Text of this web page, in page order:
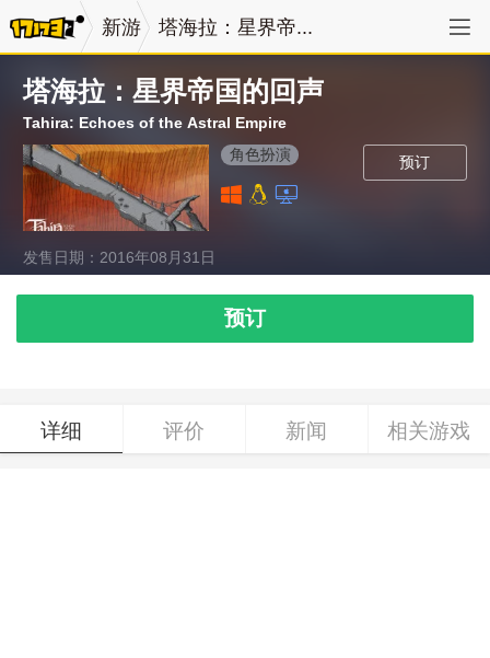
新游 塔海拉：星界帝...
塔海拉：星界帝国的回声
Tahira: Echoes of the Astral Empire
预订
角色扮演
发售日期：2016年08月31日
预订
详细 评价 新闻 相关游戏